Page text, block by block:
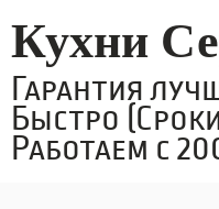
Кухни
Гарантия
Быстро
Работаем с